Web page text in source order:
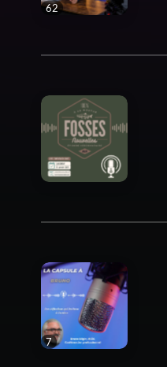
trending_flat
62
trending_flat
7